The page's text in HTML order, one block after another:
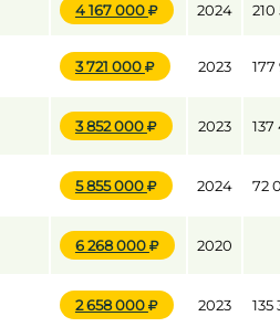
4 167 000 2024 210
3 721 000 2023 177
3 852 000 2023 137
5 855 000 2024 72
6 268 000 2020
2 658 000 2023 135